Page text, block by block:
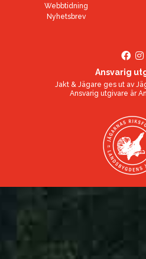
Webbtidning
Nyhetsbrev
Ansvarig
Jakt & Jägare ges ut av
Ansvarig utgivare är